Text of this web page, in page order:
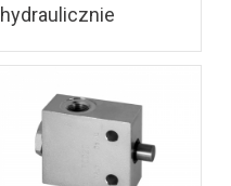
hydraulicznie